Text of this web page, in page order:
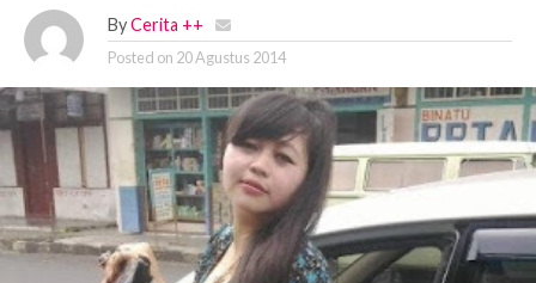
By Cerita ++
Posted on 20 Agustus 2014